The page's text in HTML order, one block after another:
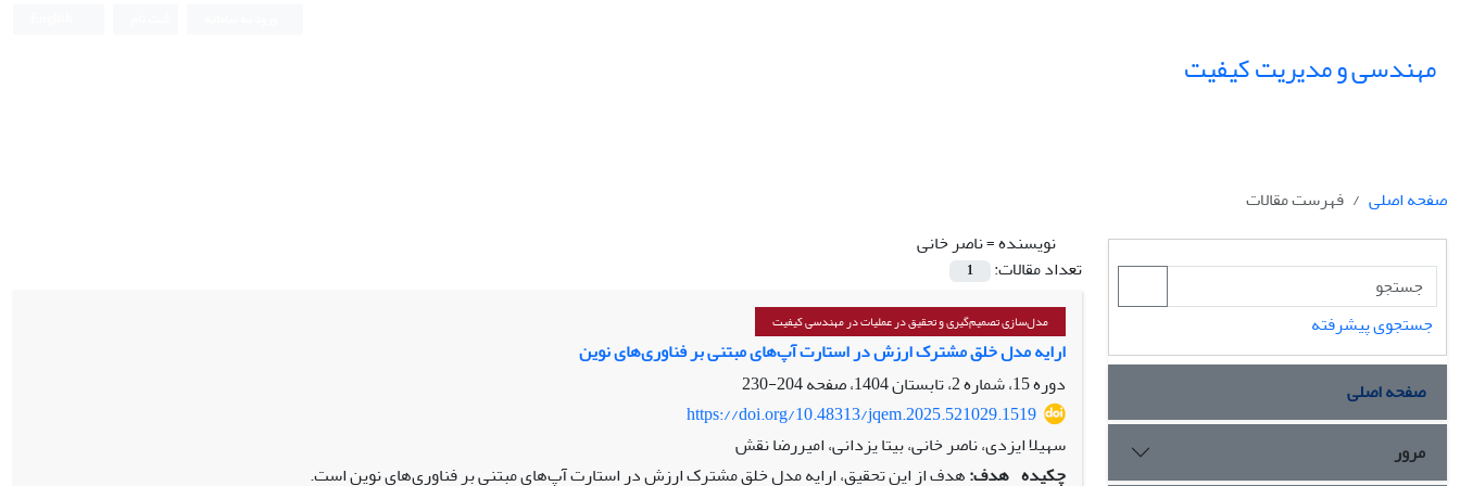
مهندسی و مدیریت کیفیت
صفحه اصلی
فهرست مقالات
نویسنده =ناصر خانی
تعداد مقالات:
1
مدل‌سازی تصمیم‌گیری و تحقیق در عملیات در مهندسی کیفیت
ارایه مدل خلق مشترک ارزش در استارت آپ‌های مبتنی بر فناوری‌های نوین
دوره 15، شماره 2، تابستان 1404، صفحه
204-230
https://doi.org/10.48313/jqem.2025.521029.1519
سهیلا ایزدی، ناصر خانی، بیتا یزدانی، امیررضا نقش
چکیده هدف:هدف از این تحقیق، ارایه مدل خلق مشترک ارزش در استارت آپ‌های مبتنی بر فناوری‌های نوین است.
جستجوی پیشرفته
صفحه اصلی
مرور